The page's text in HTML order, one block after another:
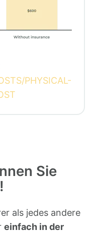
PHYSICAL-
Sie
als jedes andere
einfach in der